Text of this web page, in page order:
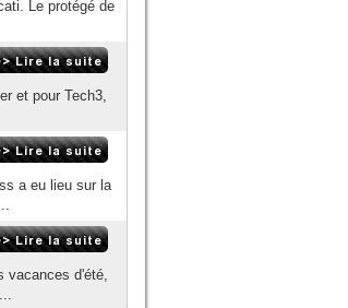
Le protégé de
et pour Tech3,
a eu lieu sur la
vacances d'été,